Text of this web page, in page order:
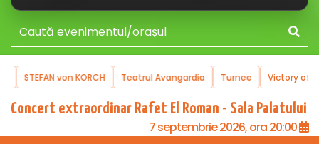
STEFAN von KORCH Teatrul Avangardia Turnee Victory of
Concert extraordinar Rafet El Roman - Sala Palatului
7 septembrie 2026, ora 20:00